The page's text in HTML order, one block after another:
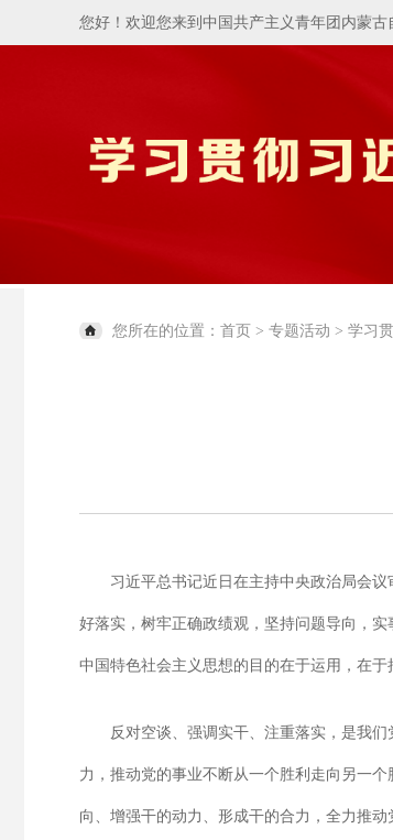
您好！欢迎您来到中国共产主义青年团内蒙古
您所在的位置： 首页 > 专题活动 > 学习
习近平总书记近日在主持中央政治局会
好落实，树牢正确政绩观，坚持问题导向，
中国特色社会主义思想的目的在于运用，在
反对空谈、强调实干、注重落实，是我
力，推动党的事业不断从一个胜利走向另一
向、增强干的动力、形成干的合力，全力推